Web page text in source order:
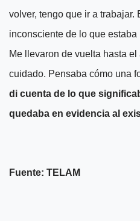
volver, tengo que ir a trabajar.
inconsciente de lo que
Me llevaron de vuelta hasta
cuidado. Pensaba cómo una
di cuenta de lo que
quedaba en evidencia al
Fuente: TELAM